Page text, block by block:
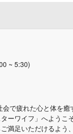
ね備えた、厳選された
人ひとりに寄り添い、
解きほぐす至高のリラ
ート空間が瞬時に極上
い。皆様からのご用命
~ 5:30)
会で疲れた心と体を癒
ーワイフ」へようこ
満足いただけるよう